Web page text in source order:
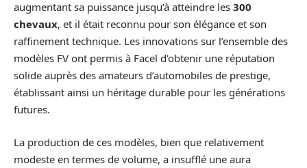
augmentant sa puissance jusqu’à atteindre les 300
chevaux, et il était reconnu pour son élégance et son
raffinement technique. Les innovations sur l’ensemble des
modèles FV ont permis à Facel d’obtenir une réputation
solide auprès des amateurs d’automobiles de prestige,
établissant ainsi un héritage durable pour les générations
futures.
La production de ces modèles, bien que relativement
modeste en termes de volume, a insufflé une aura